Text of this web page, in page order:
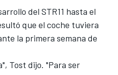
del STR11 hasta el
que el coche tuviera
la primera semana de
Tost dijo. "Para ser